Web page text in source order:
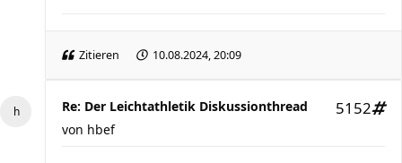
Zitieren 10.08.2024, 20:09
Re: Der Leichtathletik Diskussionthread 5152
von hbef